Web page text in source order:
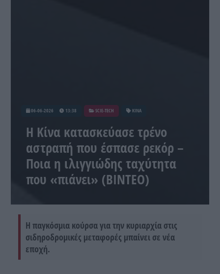
06-06-2026 13:38 SCIE-TECH ΚΙΝΑ
Η Κίνα κατασκεύασε τρένο
αστραπή που έσπασε ρεκόρ –
Ποια η ιλιγγιώδης ταχύτητα
που «πιάνει» (BINTEO)
Η παγκόσμια κούρσα για την κυριαρχία στις
σιδηροδρομικές μεταφορές μπαίνει σε νέα
εποχή.